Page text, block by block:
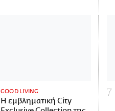
GOOD LIVING
Η εμβληματική City